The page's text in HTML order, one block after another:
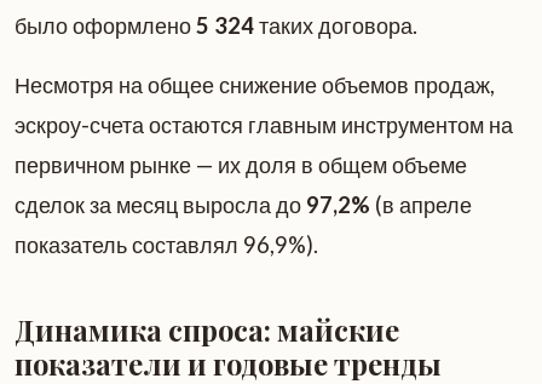
было оформлено5 324таких договора.
Несмотря на общее снижение объемов продаж,
эскроу-счета остаются главным инструментом на
первичном рынке — их доля в общем объеме
сделок за месяц выросла до 97,2% (в апреле
показатель составлял 96,9%).
Динамика спроса: майские
показатели и годовые тренды